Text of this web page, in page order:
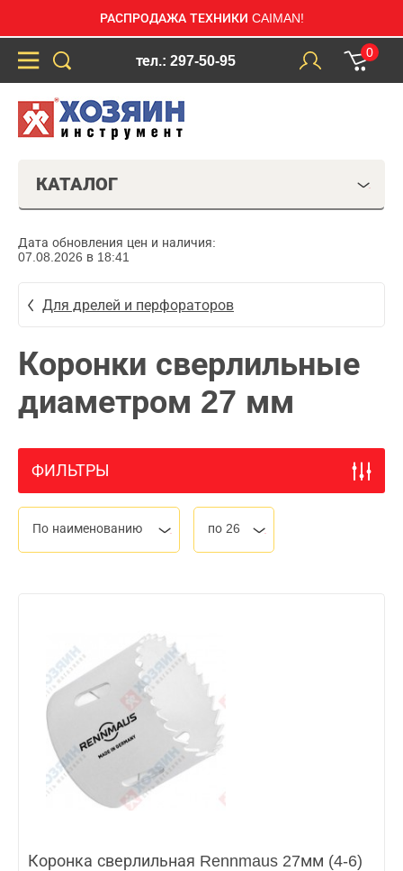
РАСПРОДАЖА ТЕХНИКИ CAIMAN!
тел.: 297-50-95
0
КАТАЛОГ
Дата обновления цен и наличия:
07.08.2026 в 18:41
Для дрелей и перфораторов
Коронки сверлильные
диаметром 27 мм
ФИЛЬТРЫ
По наименованию по 26
Коронка сверлильная Rennmaus 27мм (4-6)